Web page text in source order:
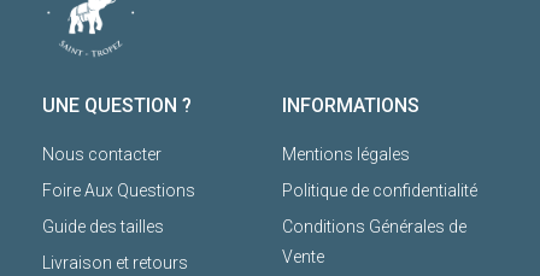
UNE QUESTION ?
Nous contacter
Foire Aux Questions
Guide des tailles
Livraison et retours
INFORMATIONS
Mentions légales
Politique de confidentialité
Conditions Générales de
Vente